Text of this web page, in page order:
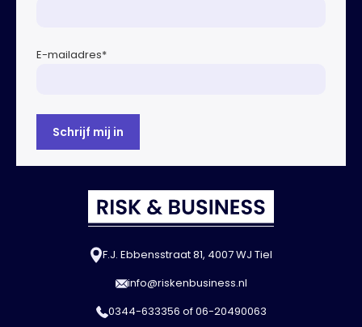
E-mailadres*
F.J. Ebbensstraat 81, 4007 WJ Tiel
info@riskenbusiness.nl
0344-633356 of06-20490063